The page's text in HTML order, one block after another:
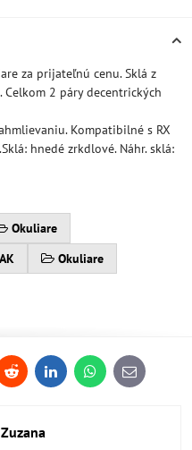
za prijateľnú cenu. Sklá z
2 páry decentrických
Kompatibilné s RX
hnedé zrkdlové. Náhr. sklá:
Okuliare
Okuliare
Reddit LinkedInWhatsApp
E-
mail